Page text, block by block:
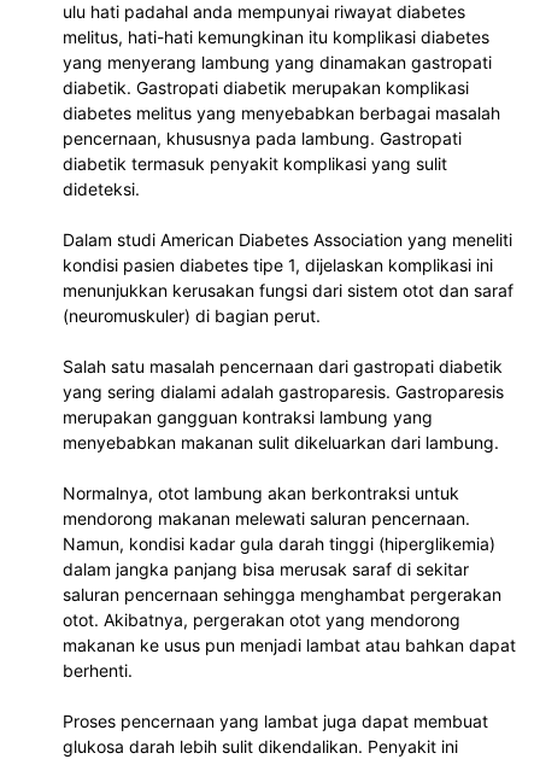
ulu hati padahal anda mempunyai riwayat diabetes
melitus, hati-hati kemungkinan itu komplikasi diabetes
yang menyerang lambung yang dinamakan gastropati
diabetik. Gastropati diabetik merupakan komplikasi
diabetes melitus yang menyebabkan berbagai masalah
pencernaan, khususnya pada lambung. Gastropati
diabetik termasuk penyakit komplikasi yang sulit
dideteksi.
Dalam studi American Diabetes Association yang meneliti
kondisi pasien diabetes tipe 1, dijelaskan komplikasi ini
menunjukkan kerusakan fungsi dari sistem otot dan saraf
(neuromuskuler) di bagian perut.
Salah satu masalah pencernaan dari gastropati diabetik
yang sering dialami adalah gastroparesis. Gastroparesis
merupakan gangguan kontraksi lambung yang
menyebabkan makanan sulit dikeluarkan dari lambung.
Normalnya, otot lambung akan berkontraksi untuk
mendorong makanan melewati saluran pencernaan.
Namun, kondisi kadar gula darah tinggi (hiperglikemia)
dalam jangka panjang bisa merusak saraf di sekitar
saluran pencernaan sehingga menghambat pergerakan
otot. Akibatnya, pergerakan otot yang mendorong
makanan ke usus pun menjadi lambat atau bahkan dapat
berhenti.
Proses pencernaan yang lambat juga dapat membuat
glukosa darah lebih sulit dikendalikan. Penyakit ini